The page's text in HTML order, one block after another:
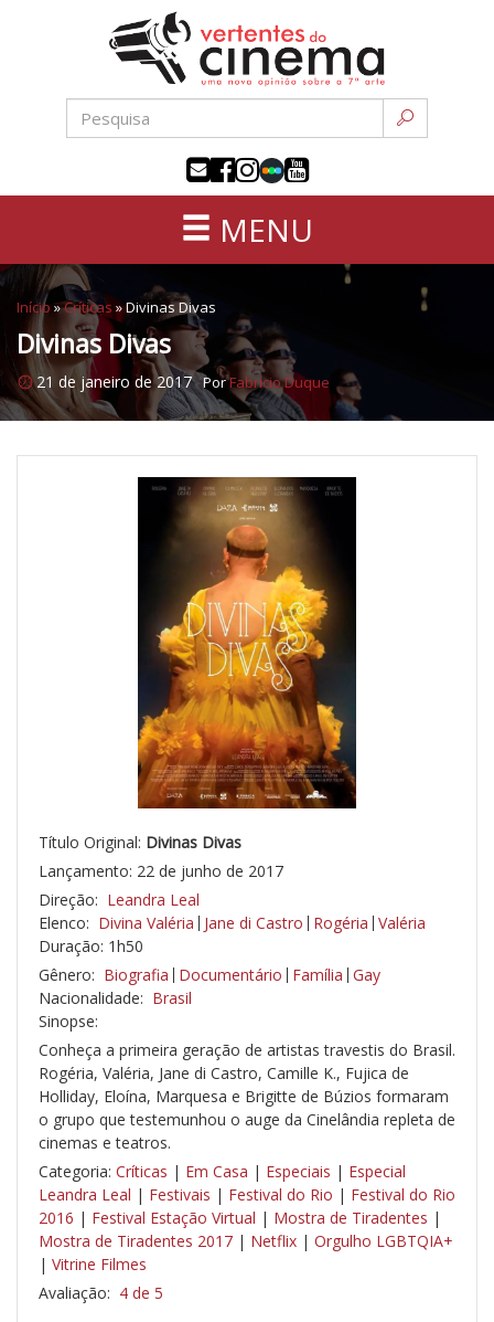
conteúdo
sétima
MENU
Início »Críticas »Divinas Divas
Divinas Divas
21 de janeiro de 2017 PorFabricio Duque
Título Original: Divinas Divas
Lançamento: 22 de junho de 2017
Direção: Leandra Leal
Elenco: Divina Valéria Jane di Castro Rogéria Valéria
Duração: 1h50
Gênero: Biografia Documentário Família Gay
Nacionalidade: Brasil
Sinopse:
Conheça a primeira geração de artistas travestis do Brasil.
Rogéria, Valéria, Jane di Castro, Camille K., Fujica de
Holliday, Eloína, Marquesa e Brigitte de Búzios formaram
o grupo que testemunhou o auge da Cinelândia repleta de
cinemas e teatros.
Categoria: Críticas | Em Casa | Especiais | Especial
Leandra Leal | Festivais | Festival do Rio | Festival do Rio
2016 | Festival Estação Virtual | Mostra de Tiradentes |
Mostra de Tiradentes 2017 | Netflix | Orgulho LGBTQIA+
| Vitrine Filmes
Avaliação: 4 de 5